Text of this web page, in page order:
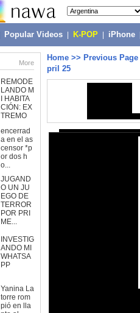
Popular Videos K-POP iPhone
More
REMODE
LANDO M
I HABITA
CIÓN: EX
TREMO
encerrad
a en el as
censor *p
or dos h
o...
JUGAND
O UN JU
EGO DE
TERROR
POR PRI
ME...
INVESTIG
ANDO MI
WHATSA
PP
Yanina La
torre rom
pió en lla
Home >> Previous Page
pril 25